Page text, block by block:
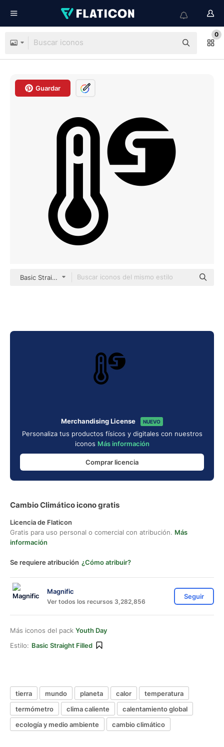
0
Guardar
Basic Straight Filled
Merchandising License NUEVO
Personaliza tus productos físicos y digitales con nuestros
iconos Más información
Comprar licencia
Cambio Climático icono gratis
Licencia de Flaticon
Gratis para uso personal o comercial con atribución. Más
información
Se requiere atribución ¿Cómo atribuir?
Magnific
Ver todos los recursos 3,282,856
Seguir
Más iconos del pack Youth Day
Estilo: Basic Straight Filled
tierra mundo planeta calor
temperatura
termómetro
clima caliente
calentamiento global
ecología y medio ambiente
cambio climático